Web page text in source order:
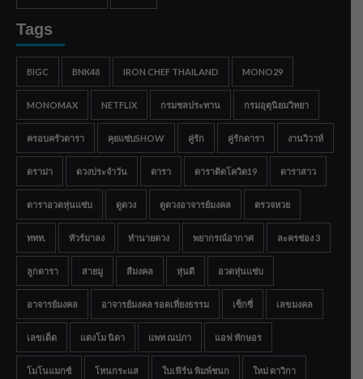
Tags
BIGC BNK48 IRON CHEF THAILAND MONO29
MONOMAX NETFLIX กรมชลประทาน กรมอุตุนิยมวิทยา
ครอบครัวดารา คุยแซ่บSHOW คู่รัก คู่รักดารา งานวิวาห์
ดราม่า ดวงประจำวัน ดารา ดาราติดโควิด19 ดาราสาว
ดาราอวดหุ่นแซ่บ ดูดวง ดูดวงอาจารย์มงคล ตรวจหวย
ททท. ทัวร์มาลง ทำนายดวง พยากรณ์อากาศ ละครช่อง 3
ลูกดารา สายมู สีมงคล หุ่นดี อวดหุ่นแซ่บ
อาจารย์มงคล อาจารย์มงคล รอดเที่ยงธรรม เซ็กซี่ เลขมงคล
เลขเด็ด แตงโม นิดา แพท ณปภา แอฟ ทักษอร
โมโนแมกซ์ โหนกระแส ใบเฟิร์น พิมพ์ชนก ใหม่ ดาวิกา